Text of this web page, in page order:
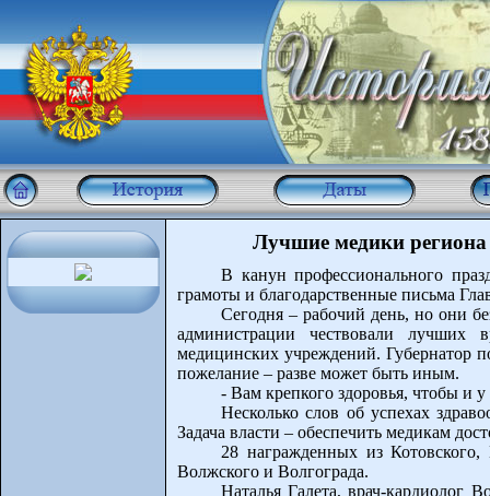
Лучшие медики
В канун профессионального
грамоты и благодарственные письма
Сегодня – рабочий день, но они
администрации чествовали лучших
медицинских учреждений. Губернатор
пожелание – разве может быть иным.
- Вам крепкого здоровья, чтобы и у
Несколько слов об успехах
Задача власти – обеспечить медикам
28 награжденных из
Волжского и Волгограда.
Наталья Галета, врач-кардиолог